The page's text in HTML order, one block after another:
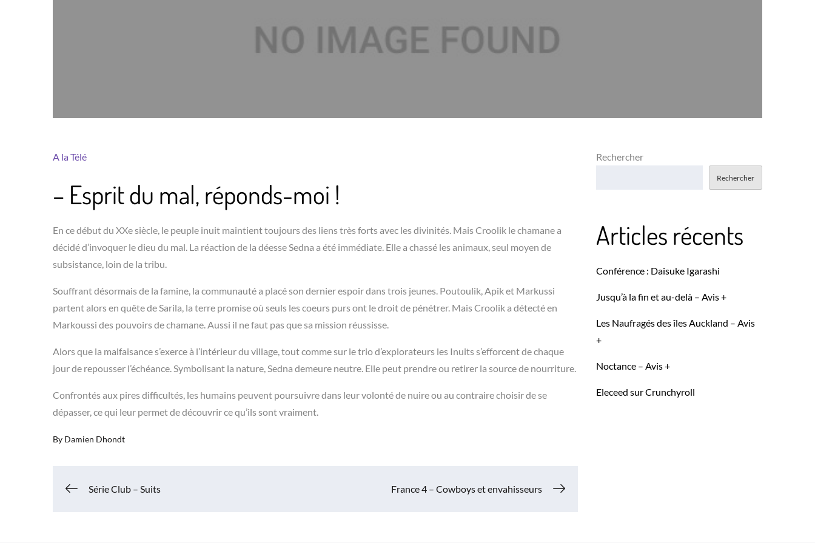
A la Télé
– Esprit du mal, réponds-moi !
En ce début du XXe siècle, le peuple inuit maintient toujours des liens très forts avec les divinités. Mais Croolik le chamane a
décidé d’invoquer le dieu du mal. La réaction de la déesse Sedna a été immédiate. Elle a chassé les animaux, seul moyen de
subsistance, loin de la tribu.
Souffrant désormais de la famine, la communauté a placé son dernier espoir dans trois jeunes. Poutoulik, Apik et Markussi
partent alors en quête de Sarila, la terre promise où seuls les coeurs purs ont le droit de pénétrer. Mais Croolik a détecté en
Markoussi des pouvoirs de chamane. Aussi il ne faut pas que sa mission réussisse.
Alors que la malfaisance s’exerce à l’intérieur du village, tout comme sur le trio d’explorateurs les Inuits s’efforcent de chaque
jour de repousser l’échéance. Symbolisant la nature, Sedna demeure neutre. Elle peut prendre ou retirer la source de nourriture.
Confrontés aux pires difficultés, les humains peuvent poursuivre dans leur volonté de nuire ou au contraire choisir de se
dépasser, ce qui leur permet de découvrir ce qu’ils sont vraiment.
By Damien Dhondt
Navigation
Série Club – Suits France 4 – Cowboys et envahisseurs
Rechercher
Rechercher
Articles récents
Conférence : Daisuke Igarashi
Jusqu’à la fin et au-delà – Avis +
Les Naufragés des îles Auckland – Avis
+
Noctance – Avis +
Eleceed sur Crunchyroll